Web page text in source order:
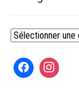
Catégories